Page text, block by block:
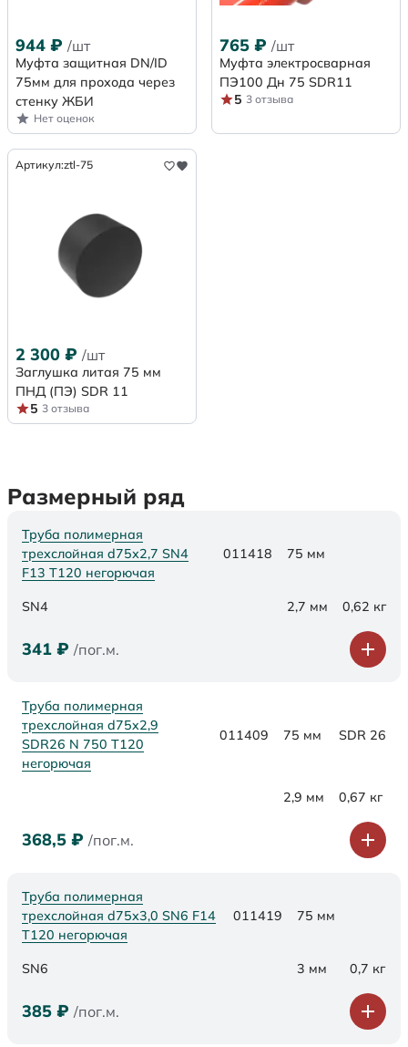
944 ₽ /шт
Муфта защитная DN/ID
75мм для прохода через
стенку ЖБИ
Нет оценок
765 ₽ /шт
Муфта электросварная
ПЭ100 Дн 75 SDR11
5 3 отзыва
Артикул:ztl-75
2 300 ₽ /шт
Заглушка литая 75 мм
ПНД (ПЭ) SDR 11
5 3 отзыва
Размерный ряд
Труба полимерная
трехслойная d75х2,7 SN4
F13 Т120 негорючая
011418 75 мм
SN4 2,7 мм 0,62 кг
341 ₽ /пог.м.
Труба полимерная
трехслойная d75x2,9
SDR26 N 750 Т120
негорючая
011409 75 мм SDR 26
2,9 мм 0,67 кг
368,5 ₽ /пог.м.
Труба полимерная
трехслойная d75х3,0 SN6 F14
Т120 негорючая
011419 75 мм
SN6 3 мм 0,7 кг
385 ₽ /пог.м.